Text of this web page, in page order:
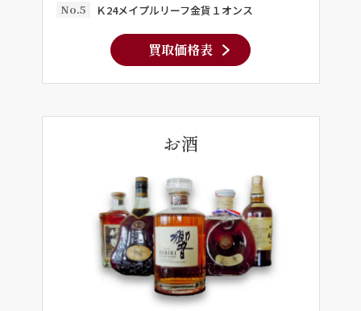
No.5
Ｋ24メイプルリーフ金貨１オンス
買取価格表
お酒